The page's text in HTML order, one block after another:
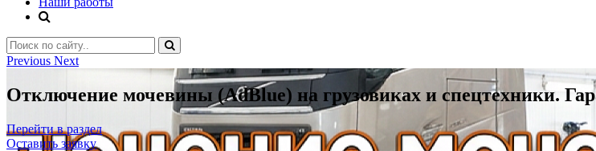
Previous Next
Отключение мочевины (AdBlue) на грузовиках и спецтехники.
Перейти в раздел
Оставить заявку